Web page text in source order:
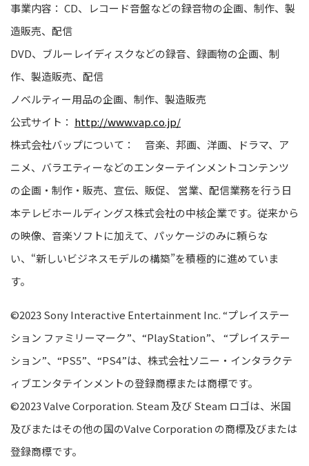
事業内容： CD、レコード音盤などの録音物の企画、制作、製
造販売、配信
DVD、ブルーレイディスクなどの録音、録画物の企画、制
作、製造販売、配信
ノベルティー用品の企画、制作、製造販売
公式サイト： http://www.vap.co.jp/
株式会社バップについて：
音楽、邦画、洋画、ドラマ、ア
ニメ、バラエティーなどのエンターテインメントコンテンツ
の企画・制作・販売、宣伝、販促、 営業、配信業務を行う日
本テレビホールディングス株式会社の中核企業です。従来から
の映像、音楽ソフトに加えて、パッケージのみに頼らな
い、“新しいビジネスモデルの構築”を積極的に進めていま
す。
©2023Sony Interactive Entertainment Inc. “プレイステー
ション ファミリーマーク”、“PlayStation”、 “プレイステー
ション”、“PS5”、“PS4”は、株式会社ソニー・インタラクテ
ィブエンタテインメントの登録商標または商標です。
©2023Valve Corporation. Steam 及び Steam ロゴは、米国
及びまたはその他の国のValve Corporation の商標及びまたは
登録商標です。